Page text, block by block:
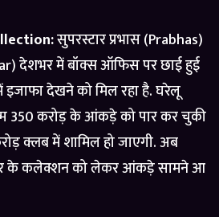
सुपरस्टार प्रभास (Prabhas)
देशभर में बॉक्स ऑफिस पर छाई हुई
इजाफा देखने को मिल रहा है. घरेलू
350 करोड़ के आंकड़े को पार कर चुकी
क्लब में शामिल हो जाएगी. अब
के कलेक्शन को लेकर आंकड़े सामने आ